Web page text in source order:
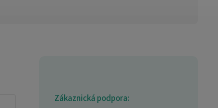
Zákaznická podpora: